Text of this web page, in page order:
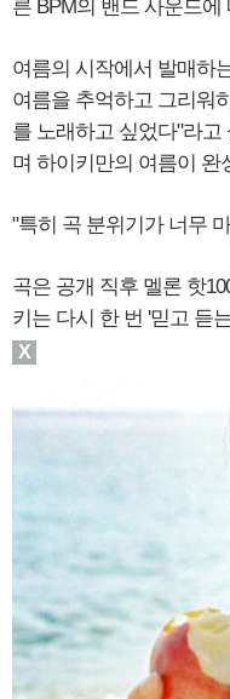
른 BPM의 밴드 사운드
여름의 시작에서 발매하
여름을 추억하고 그리워
를 노래하고 싶었다"라고
며 하이키만의 여름이 완
"특히 곡 분위기가 너무
곡은 공개 직후 멜론 핫
키는 다시 한 번 '믿고 듣
X